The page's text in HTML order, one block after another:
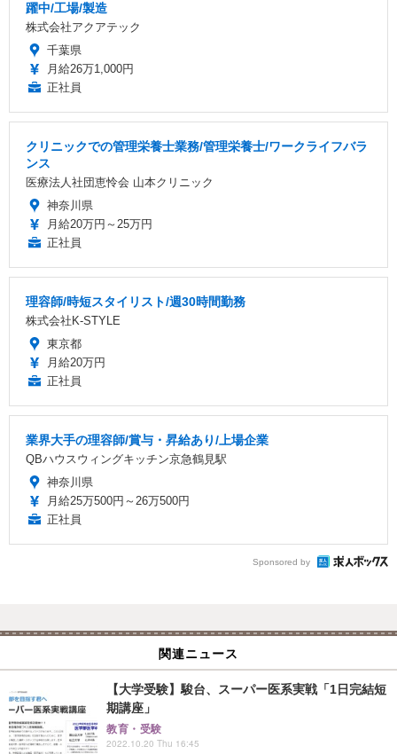
躍中/工場/製造
株式会社アクアテック
千葉県
月給26万1,000円
正社員
クリニックでの管理栄養士業務/管理栄養士/ワークライフバラ
ンス
医療法人社団恵怜会 山本クリニック
神奈川県
月給20万円～25万円
正社員
理容師/時短スタイリスト/週30時間勤務
株式会社K-STYLE
東京都
月給20万円
正社員
業界大手の理容師/賞与・昇給あり/上場企業
QBハウスウィングキッチン京急鶴見駅
神奈川県
月給25万500円～26万500円
正社員
Sponsored by
関連ニュース
【大学受験】駿台、スーパー医系実戦「1日完結短
期講座」
教育・受験
2022.10.20 Thu 16:45